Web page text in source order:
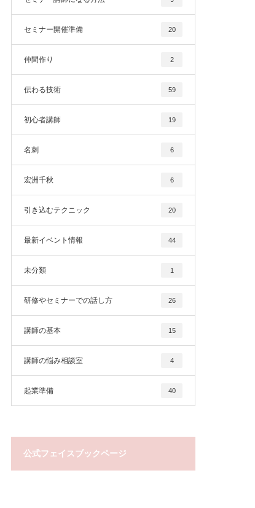
セミナー開催準備 20
仲間作り 2
伝わる技術 59
初心者講師 19
名刺 6
宏洲千秋 6
引き込むテクニック 20
最新イベント情報 44
未分類 1
研修やセミナーでの話し方 26
講師の基本 15
講師の悩み相談室 4
起業準備 40
公式フェイスブックページ